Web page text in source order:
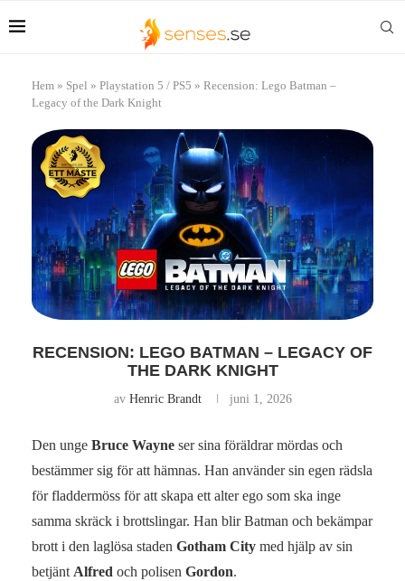
Hem » Spel » Playstation 5 / PS5 » Recension: Lego Batman –
Legacy of the Dark Knight
RECENSION: LEGO BATMAN – LEGACY OF
THE DARK KNIGHT
av Henric Brandt juni 1, 2026
Den unge Bruce Wayne ser sina föräldrar mördas och
bestämmer sig för att hämnas. Han använder sin egen rädsla
för fladdermöss för att skapa ett alter ego som ska inge
samma skräck i brottslingar. Han blir Batman och bekämpar
brott i den laglösa staden Gotham City med hjälp av sin
betjänt Alfred och polisen Gordon.